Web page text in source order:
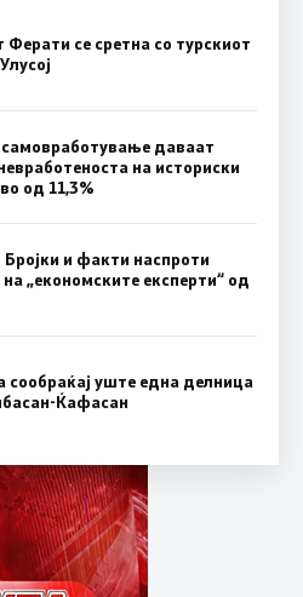
се сретна со турскиот
даваат
на историски
од 11,3%
Бројки и факти наспроти
„економските експерти“ од
сообраќај уште една делница
Ќафасан